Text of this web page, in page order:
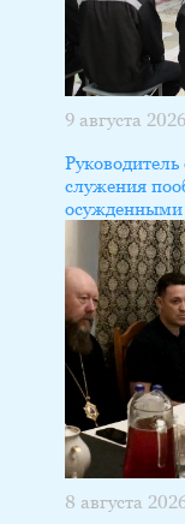
9 августа
служения
осужденными
8 августа